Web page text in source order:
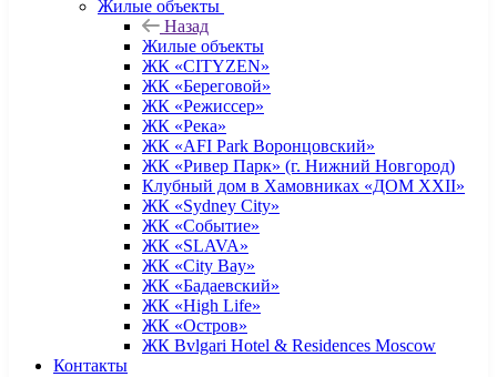
Жилые объекты
Назад
Жилые объекты
ЖК «CITYZEN»
ЖК «Береговой»
ЖК «Режиссер»
ЖК «Река»
ЖК «AFI Park Воронцовский»
ЖК «Ривер Парк» (г. Нижний Новгород)
Клубный дом в Хамовниках «ДОМ XXII»
ЖК «Sydney City»
ЖК «Событие»
ЖК «SLAVA»
ЖК «City Bay»
ЖК «Бадаевский»
ЖК «High Life»
ЖК «Остров»
ЖК Bvlgari Hotel & Residences Moscow
Контакты